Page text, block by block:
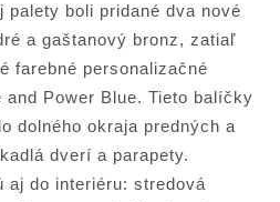
palety boli pridané dva nové
a gaštanový bronz, zatiaľ
farebné personalizačné
Power Blue. Tieto balíčky
dolného okraja predných a
dverí a parapety.
aj do interiéru: stredová